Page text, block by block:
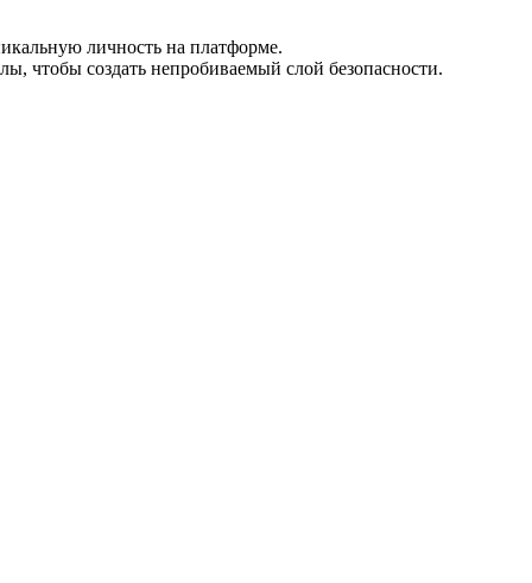
личность на платформе.
чтобы создать непробиваемый слой безопасности.